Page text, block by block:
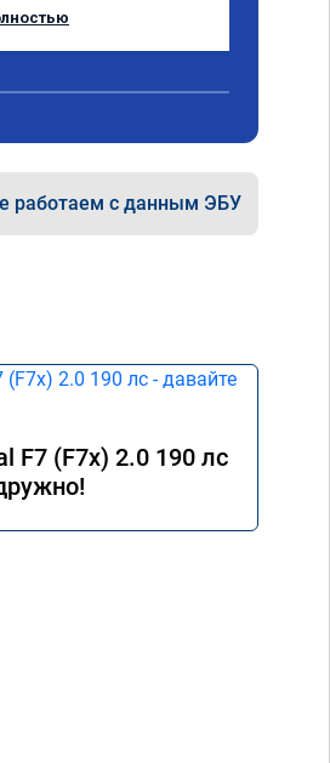
Еще вот поеду в ближайшее
работаем с данным ЭБУ
F7 (F7x) 2.0 190 лс